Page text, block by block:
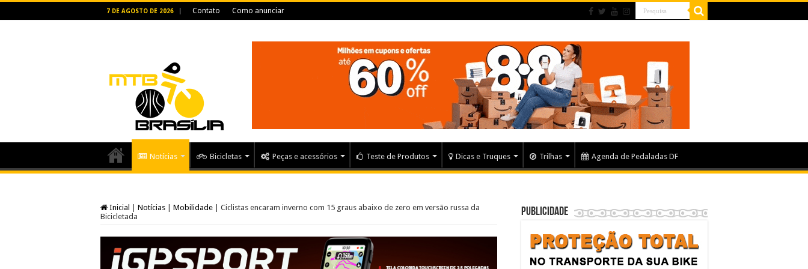
7 DE AGOSTO DE 2026 Contato Como anunciar
Notícias Bicicletas Peças e acessórios Teste de Produtos Dicas e Truques Trilhas Agenda de Pedaladas DF
Inicial Notícias Mobilidade
Ciclistas encaram inverno com 15 graus abaixo de zero em versão russa da
Bicicletada
Publicidade